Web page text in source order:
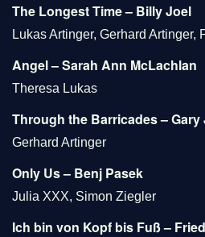
The Longest Time – Billy Joel
Lukas Artinger, Gerhard Artinger,
Angel – Sarah Ann McLachlan
Theresa Lukas
Through the Barricades – Gary
Gerhard Artinger
Only Us – Benj Pasek
Julia XXX, Simon Ziegler
Ich bin von Kopf bis Fuß –